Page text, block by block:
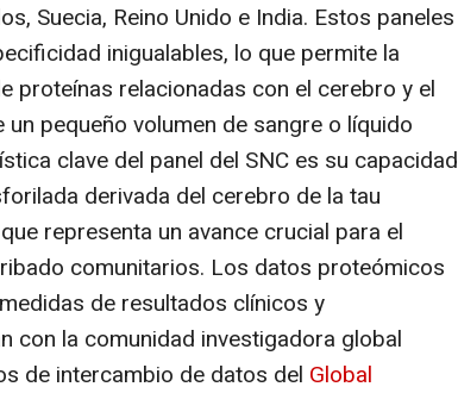
Suecia, Reino Unido e India. Estos paneles
inigualables, lo que permite la
proteínas relacionadas con el cerebro y el
pequeño volumen de sangre o líquido
clave del panel del SNC es su capacidad
derivada del cerebro de la tau
representa un avance crucial para el
comunitarios. Los datos proteómicos
de resultados clínicos y
con la comunidad investigadora global
de intercambio de datos del Global